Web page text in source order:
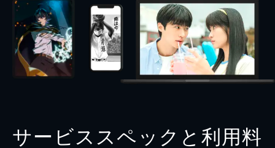
サービススペックと利用料